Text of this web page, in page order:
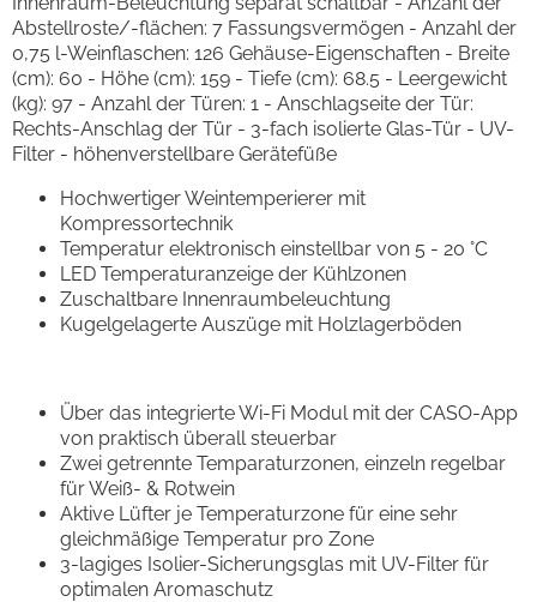
Abstellroste/-flächen: 7 Fassungsvermögen - Anzahl der
0,75 l-Weinflaschen: 126 Gehäuse-Eigenschaften - Breite
(cm): 60 - Höhe (cm): 159 - Tiefe (cm): 68.5 - Leergewicht
(kg): 97 - Anzahl der Türen: 1 - Anschlagseite der Tür:
Rechts-Anschlag der Tür - 3-fach isolierte Glas-Tür - UV-
Filter - höhenverstellbare Gerätefüße
Hochwertiger Weintemperierer mit
Kompressortechnik
Temperatur elektronisch einstellbar von 5 - 20 °C
LED Temperaturanzeige der Kühlzonen
Zuschaltbare Innenraumbeleuchtung
Kugelgelagerte Auszüge mit Holzlagerböden
Über das integrierte Wi-Fi Modul mit der CASO-App
von praktisch überall steuerbar
Zwei getrennte Temparaturzonen, einzeln regelbar
für Weiß- & Rotwein
Aktive Lüfter je Temperaturzone für eine sehr
gleichmäßige Temperatur pro Zone
3-lagiges Isolier-Sicherungsglas mit UV-Filter für
optimalen Aromaschutz